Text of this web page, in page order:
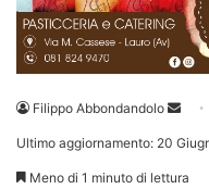
Filippo Abbondandolo
Invia
Ultimo aggiornamento: 20
Meno di 1 minuto di lettura